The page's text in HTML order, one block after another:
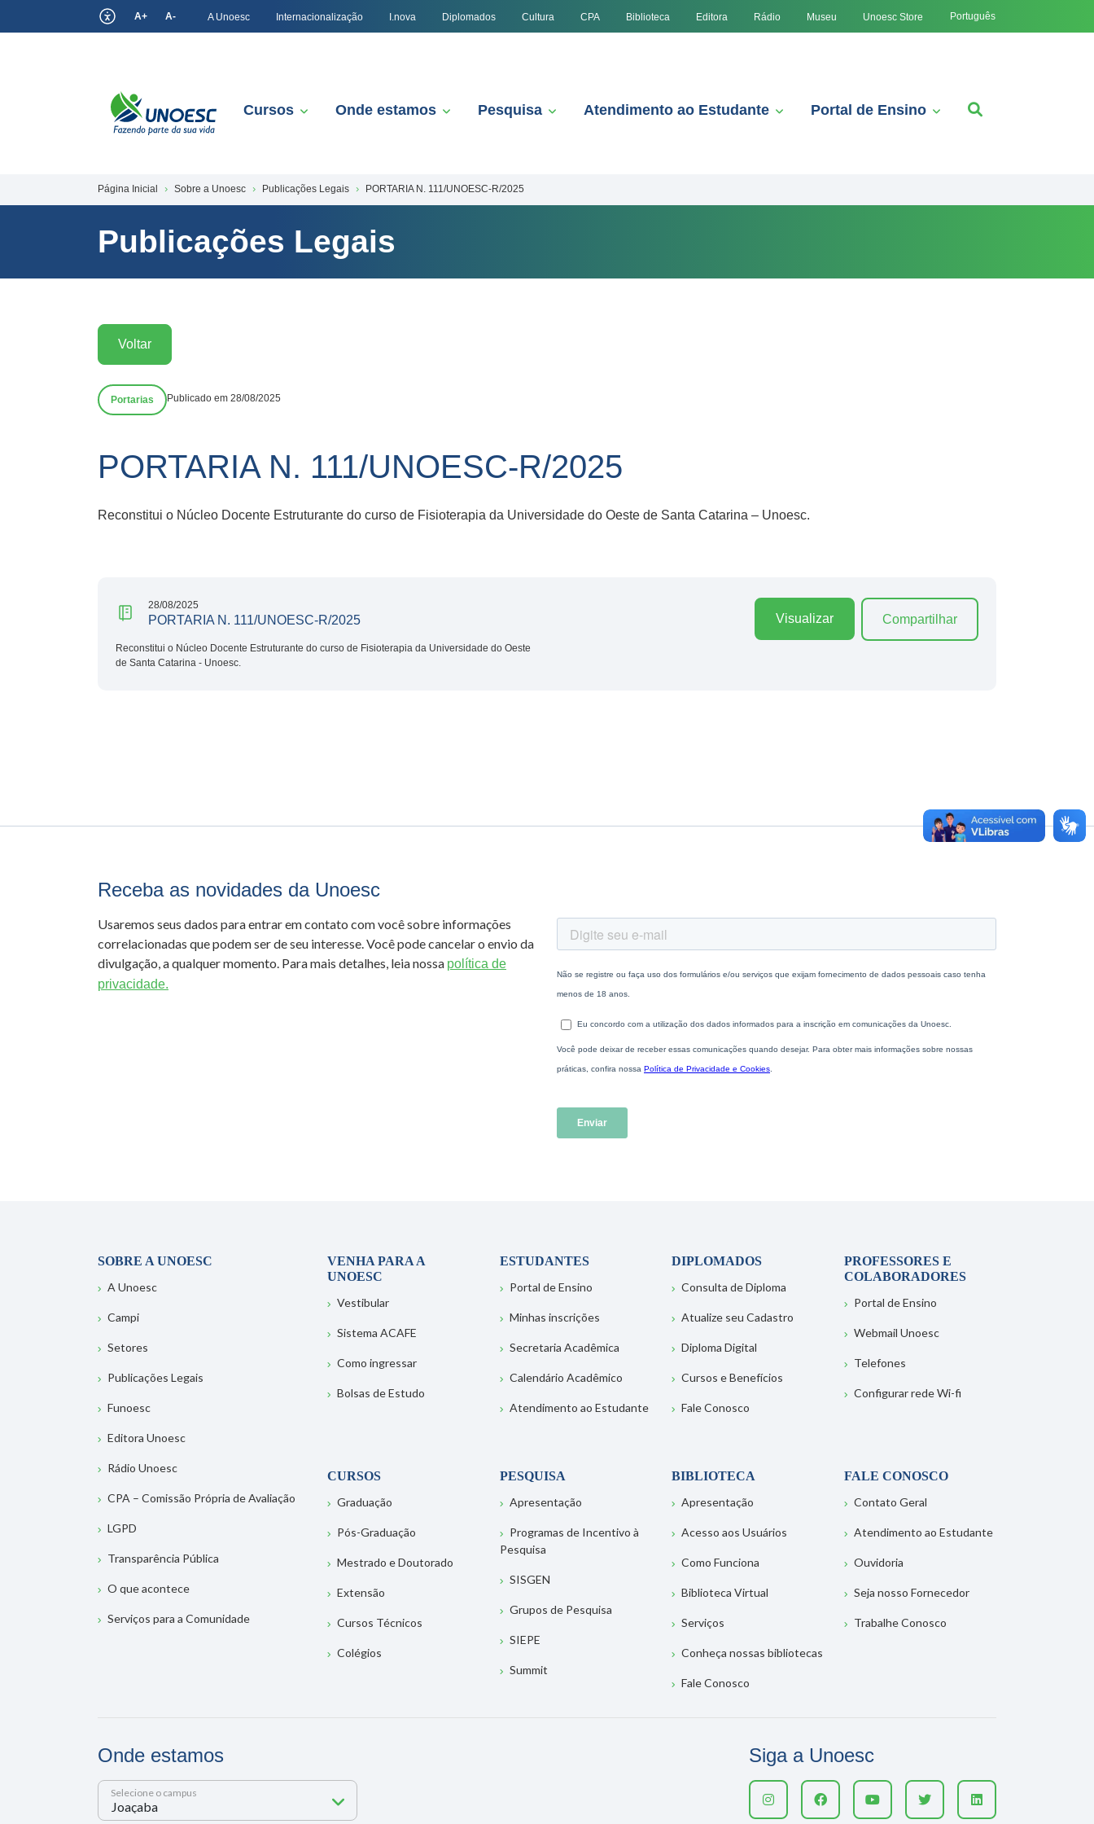
A+ A- A Unoesc Internacionalização I.nova Diplomados Cultura CPA Biblioteca Editora Rádio Museu Unoesc Store Português
Cursos Onde estamos Pesquisa Atendimento ao Estudante Portal de Ensino
Página Inicial Sobre a Unoesc Publicações Legais PORTARIA N. 111/UNOESC-R/2025
Publicações Legais
Voltar
Portarias Publicado em 28/08/2025
PORTARIA N. 111/UNOESC-R/2025
Reconstitui o Núcleo Docente Estruturante do curso de Fisioterapia da Universidade do Oeste de Santa Catarina – Unoesc.
28/08/2025
PORTARIA N. 111/UNOESC-R/2025
Reconstitui o Núcleo Docente Estruturante do curso de Fisioterapia da Universidade do Oeste
de Santa Catarina - Unoesc.
Visualizar Compartilhar
Receba as novidades da Unoesc
Usaremos seus dados para entrar em contato com você sobre informações
correlacionadas que podem ser de seu interesse. Você pode cancelar o envio da
divulgação, a qualquer momento. Para mais detalhes, leia nossa política de
privacidade.
SOBRE A UNOESC
A Unoesc
Campi
Setores
Publicações Legais
Funoesc
Editora Unoesc
Rádio Unoesc
CPA – Comissão Própria de Avaliação
LGPD
Transparência Pública
O que acontece
Serviços para a Comunidade
VENHA PARA A
UNOESC
Vestibular
Sistema ACAFE
Como ingressar
Bolsas de Estudo
ESTUDANTES
Portal de Ensino
Minhas inscrições
Secretaria Acadêmica
Calendário Acadêmico
Atendimento ao Estudante
DIPLOMADOS
Consulta de Diploma
Atualize seu Cadastro
Diploma Digital
Cursos e Benefícios
Fale Conosco
PROFESSORES E
COLABORADORES
Portal de Ensino
Webmail Unoesc
Telefones
Configurar rede Wi-fi
CURSOS
Graduação
Pós-Graduação
Mestrado e Doutorado
Extensão
Cursos Técnicos
Colégios
PESQUISA
Apresentação
Programas de Incentivo à
Pesquisa
SISGEN
Grupos de Pesquisa
SIEPE
Summit
BIBLIOTECA
Apresentação
Acesso aos Usuários
Como Funciona
Biblioteca Virtual
Serviços
Conheça nossas bibliotecas
Fale Conosco
FALE CONOSCO
Contato Geral
Atendimento ao Estudante
Ouvidoria
Seja nosso Fornecedor
Trabalhe Conosco
Onde estamos
Selecione o campus
Siga a Unoesc